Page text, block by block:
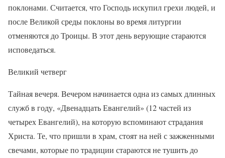
поклонами. Считается, что Господь искупил грехи людей, и
после Великой среды поклоны во время литургии
отменяются до Троицы. В этот день верующие стараются
исповедаться.
Великий четверг
Тайная вечеря. Вечером начинается одна из самых длинных
служб в году, «Двенадцать Евангелий» (12 частей из
четырех Евангелий), на которую вспоминают страдания
Христа. Те, что пришли в храм, стоят на ней с зажженными
свечами, которые по традиции стараются не тушить до